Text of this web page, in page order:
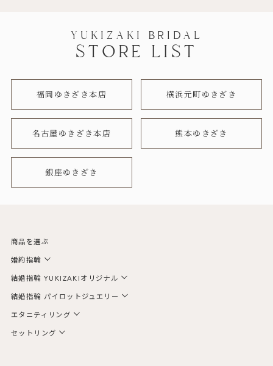
YUKIZAKI BRIDAL
STORE LIST
福岡ゆきざき本店 横浜元町ゆきざき
名古屋ゆきざき本店 熊本ゆきざき
銀座ゆきざき
商品を選ぶ
婚約指輪
結婚指輪 YUKIZAKIオリジナル
結婚指輪 パイロットジュエリー
エタニティリング
セットリング